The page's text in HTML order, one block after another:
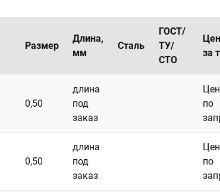
Размер
Длина,
мм
Сталь
ГОСТ/
ТУ/
СТО
за
0,50
длина
под
заказ
по
0,50
длина
под
заказ
по